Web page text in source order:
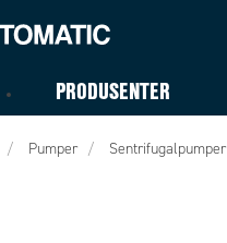
PRODUSENTER
Pumper Sentrifugalpumper